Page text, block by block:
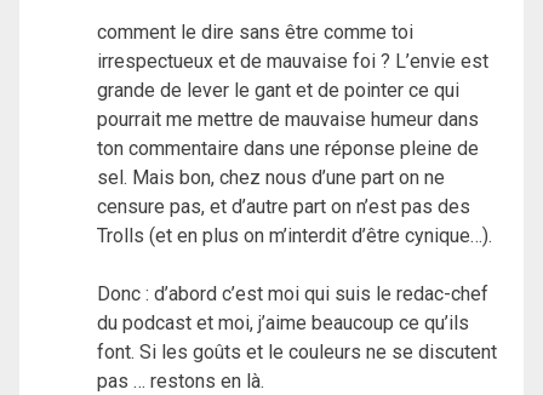
comment le dire sans être comme toi
irrespectueux et de mauvaise foi ? L’envie est
grande de lever le gant et de pointer ce qui
pourrait me mettre de mauvaise humeur dans
ton commentaire dans une réponse pleine de
sel. Mais bon, chez nous d’une part on ne
censure pas, et d’autre part on n’est pas des
Trolls (et en plus on m’interdit d’être cynique…).
Donc : d’abord c’est moi qui suis le redac-chef
du podcast et moi, j’aime beaucoup ce qu’ils
font. Si les goûts et le couleurs ne se discutent
pas … restons en là.